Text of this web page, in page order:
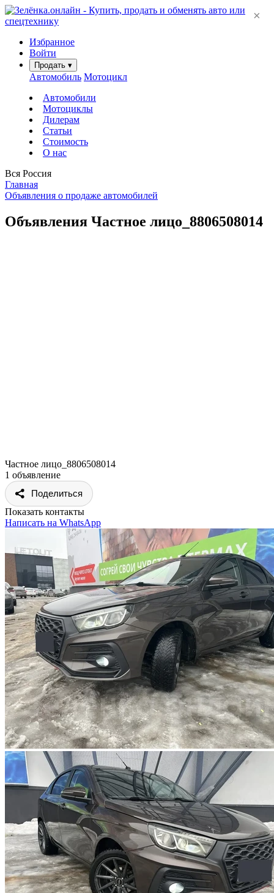
Избранное
Войти
Продать ▾
Автомобиль Мотоцикл
Автомобили
Мотоциклы
Дилерам
Статьи
Стоимость
О нас
Вся Россия
Главная
Объявления о продаже автомобилей
Объявления Частное лицо_8806508014
Частное лицо_8806508014
1 объявление
Поделиться
Показать контакты
Написать на WhatsApp
×